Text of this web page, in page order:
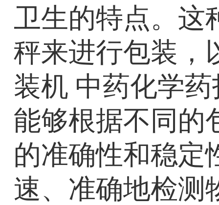
卫生的特点。这
秤来进行包装，
装机 中药化学
能够根据不同的
的准确性和稳定
速、准确地检测